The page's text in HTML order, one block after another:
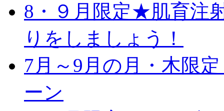
8・９月限定★肌育注
りをしましょう！
7月～9月の月・木限
ーン